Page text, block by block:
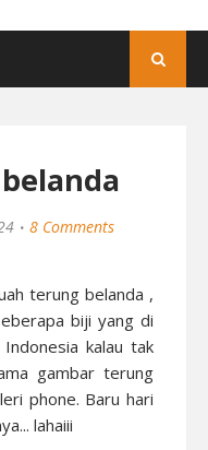
8 Comments
terung belanda ,
biji yang di
kalau tak
gambar terung
phone. Baru hari
lahaiii